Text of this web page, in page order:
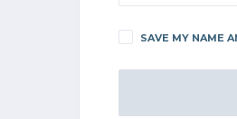
SAVE MY NAME